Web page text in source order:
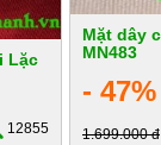
Mặt dây
MN483
- 47%
1.699.000 đ
Lặc
12855